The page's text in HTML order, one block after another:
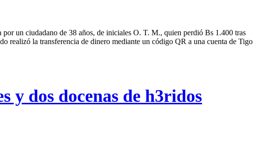
un ciudadano de 38 años, de iniciales O. T. M., quien perdió Bs 1.400 tras
realizó la transferencia de dinero mediante un código QR a una cuenta de Tigo
y dos docenas de h3ridos